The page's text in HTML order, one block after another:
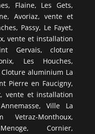
Flaine, Les Gets,
Avoriaz, vente et
Passy, Le Fayet,
vente et installation
Gervais, cloture
Les Houches,
aluminium La
Pierre en Faucigny,
vente et installation
Ville La
Monthoux,
Menoge, Cornier,